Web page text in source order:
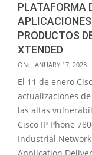
PLATAFORMA
PRODUCTOS
XTENDED
2023-
01-
17
ON: JANUARY 17, 2023
El 11 de enero
actualizaciones
las altas
Cisco IP Phone
Industrial